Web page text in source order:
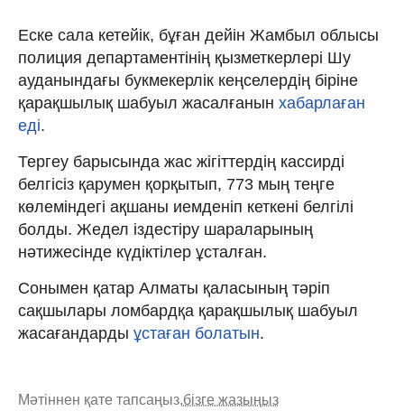
Еске сала кетейік, бұған дейін Жамбыл облысы
полиция департаментінің қызметкерлері Шу
ауданындағы букмекерлік кеңселердің біріне
қарақшылық шабуыл жасалғанын хабарлаған
еді.
Тергеу барысында жас жігіттердің кассирді
белгісіз қарумен қорқытып, 773 мың теңге
көлеміндегі ақшаны иемденіп кеткені белгілі
болды. Жедел іздестіру шараларының
нәтижесінде күдіктілер ұсталған.
Сонымен қатар Алматы қаласының тәріп
сақшылары ломбардқа қарақшылық шабуыл
жасағандарды ұстаған болатын.
Мәтіннен қате тапсаңыз,бізге жазыңыз